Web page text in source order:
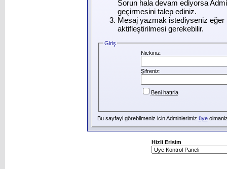
Sorun hala devam ediyorsa
geçirmesini talep ediniz.
Mesaj yazmak istediyseniz eğer
aktifleştirilmesi gerekebilir.
Giriş
Nickiniz:
Şifreniz:
Beni hatırla
Bu sayfayi görebilmeniz icin Adminlerimiz üye
Hizli Erisim